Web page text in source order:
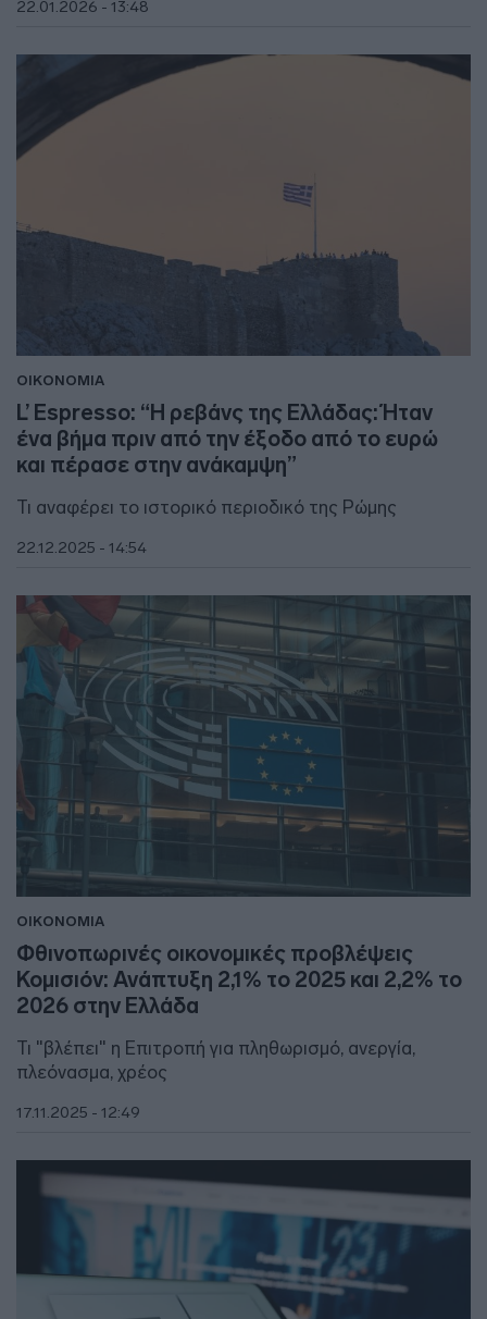
22.01.2026 - 13:48
ΟΙΚΟΝΟΜΙΑ
L’ Espresso: “Η ρεβάνς της Ελλάδας: Ήταν
ένα βήμα πριν από την έξοδο από το ευρώ
και πέρασε στην ανάκαμψη”
Τι αναφέρει το ιστορικό περιοδικό της Ρώμης
22.12.2025 - 14:54
ΟΙΚΟΝΟΜΙΑ
Φθινοπωρινές οικονομικές προβλέψεις
Κομισιόν: Ανάπτυξη 2,1% το 2025 και 2,2% το
2026 στην Ελλάδα
Τι "βλέπει" η Επιτροπή για πληθωρισμό, ανεργία,
πλεόνασμα, χρέος
17.11.2025 - 12:49